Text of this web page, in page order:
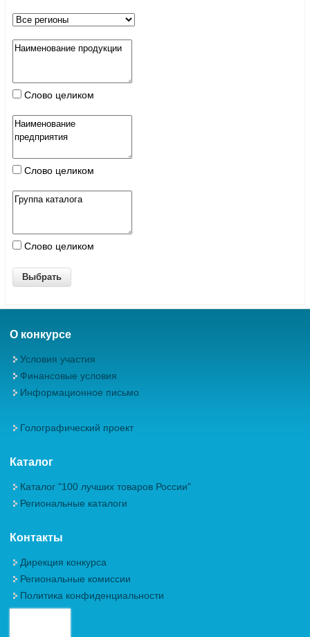
Слово целиком
Слово целиком
Слово целиком
О конкурсе
Условия участия
Финансовые условия
Информационное письмо
Голографический проект
Каталог
Каталог "100 лучших товаров России"
Региональные каталоги
Контакты
Дирекция конкурса
Региональные комиссии
Политика конфиденциальности